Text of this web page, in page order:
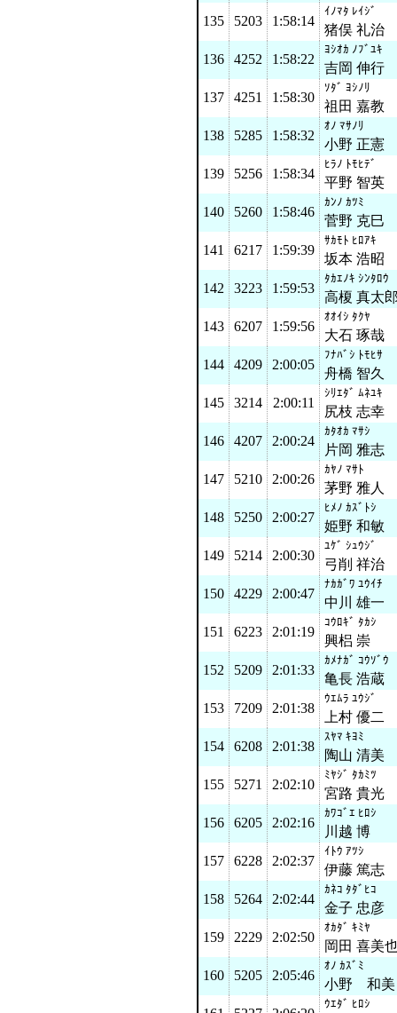
135
5203 1:58:14
ｲﾉﾏﾀ ﾚｲｼﾞ
猪俣 礼治
136
4252 1:58:22
ﾖｼｵｶ ﾉﾌﾞﾕｷ
吉岡 伸行
137
4251 1:58:30
ｿﾀﾞ ﾖｼﾉﾘ
祖田 嘉教
138
5285 1:58:32
ｵﾉ ﾏｻﾉﾘ
小野 正憲
139
5256 1:58:34
ﾋﾗﾉ ﾄﾓﾋﾃﾞ
平野 智英
140
5260 1:58:46
ｶﾝﾉ ｶﾂﾐ
菅野 克巳
141
6217 1:59:39
ｻｶﾓﾄ ﾋﾛｱｷ
坂本 浩昭
142
3223 1:59:53
ﾀｶｴﾉｷ ｼﾝﾀﾛｳ
高榎 真太
143
6207 1:59:56
ｵｵｲｼ ﾀｸﾔ
大石 琢哉
144
4209 2:00:05
ﾌﾅﾊﾞｼ ﾄﾓﾋｻ
舟橋 智久
145
3214 2:00:11
ｼﾘｴﾀﾞ ﾑﾈﾕｷ
尻枝 志幸
146
4207 2:00:24
ｶﾀｵｶ ﾏｻｼ
片岡 雅志
147
5210 2:00:26
ｶﾔﾉ ﾏｻﾄ
茅野 雅人
148
5250 2:00:27
ﾋﾒﾉ ｶｽﾞﾄｼ
姫野 和敏
149
5214 2:00:30
ﾕｹﾞ ｼｭｳｼﾞ
弓削 祥治
150
4229 2:00:47
ﾅｶｶﾞﾜ ﾕｳｲﾁ
中川 雄一
151
6223 2:01:19
ｺｳﾛｷﾞ ﾀｶｼ
興梠 崇
152
5209 2:01:33
ｶﾒﾅｶﾞ ｺｳｿﾞｳ
亀長 浩蔵
153
7209 2:01:38
ｳｴﾑﾗ ﾕｳｼﾞ
上村 優二
154
6208 2:01:38
ｽﾔﾏ ｷﾖﾐ
陶山 清美
155
5271 2:02:10
ﾐﾔｼﾞ ﾀｶﾐﾂ
宮路 貴光
156
6205 2:02:16
ｶﾜｺﾞｴ ﾋﾛｼ
川越 博
157
6228 2:02:37
ｲﾄｳ ｱﾂｼ
伊藤 篤志
158
5264 2:02:44
ｶﾈｺ ﾀﾀﾞﾋｺ
金子 忠彦
159
2229 2:02:50
ｵｶﾀﾞ ｷﾐﾔ
岡田 喜美
160
5205 2:05:46
ｵﾉ ｶｽﾞﾐ
小野 和美
ｳｴﾀﾞ ﾋﾛｼ